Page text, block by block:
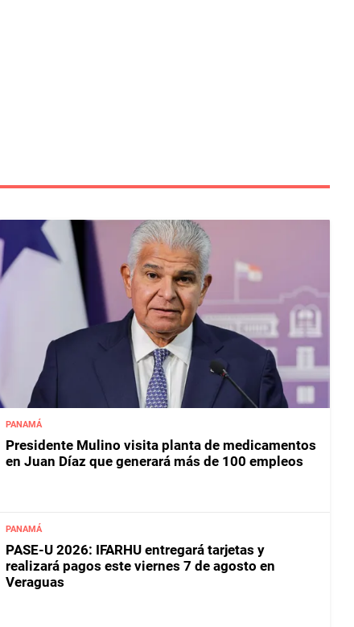
PANAMÁ
Presidente Mulino visita planta de medicamentos
en Juan Díaz que generará más de 100 empleos
PANAMÁ
PASE-U 2026: IFARHU entregará tarjetas y
realizará pagos este viernes 7 de agosto en
Veraguas